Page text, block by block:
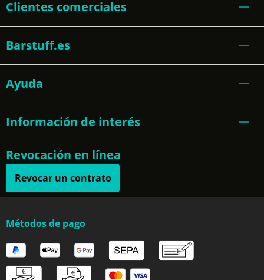
Clientes comerciales
Barstuff.es
Ayuda
Información de interés
Revocación en línea
Revocar un contrato
Métodos de pago